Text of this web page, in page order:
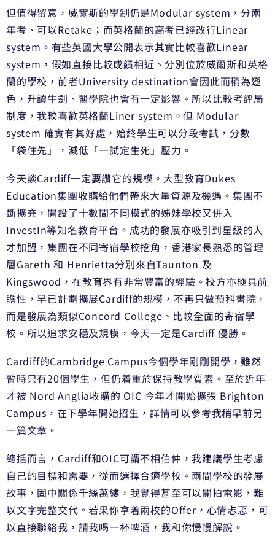
但值得留意，威爾斯的學制仍是Modular system，分兩
年考、可以Retake；而英格蘭的高考已經改行Linear
system。有些英國大學公開表示其實比較喜歡Linear
system，假如直接比較成績相近、分別位於威爾斯和英格
蘭的學校，前者University destination會因此而稍為遜
色，升讀牛劍、醫學院也會有一定影響。所以比較考評局
制度，我較喜歡英格蘭Liner system。但 Modular
system 確實有其好處，始終學生可以分段考試，分數
「袋住先」，減低「一試定生死」壓力。
今天談Cardiff一定要讚它的規模。大型教育Dukes
Education集團收購給他們帶來大量資源及機遇。集團不
斷擴充，開設了十數間不同模式的姊妹學校又併入
InvestIn等知名教育平台。成功的發展亦吸引到星級的人
才加盟，集團在不同寄宿學校挖角，香港家長熟悉的管理
層Gareth 和 Henrietta分別來自Taunton 及
Kingswood，在教育界有非常豐富的經驗。校方亦極具前
瞻性，早已計劃擴展Cardiff的規模，不再只做預科書院，
而是發展為類似Concord College、比較全面的寄宿學
校。所以追求安穩及規模，今天一定是Cardiff 優勝。
Cardiff的Cambridge Campus今個學年剛剛開學，雖然
暫時只有20個學生，但仍着重於保持教學質素。至於近年
才被 Nord Anglia收購的 OIC 今年才開始擴張 Brighton
Campus，在下學年開始招生，詳情可以參考我稍早前另
一篇文章。
總括而言，Cardiff和OIC可謂不相伯仲，我建議學生考慮
自己的目標和需要，從而選擇合適學校。兩間學校的發展
故事，固中關係千絲萬縷，我覺得甚至可以開拍電影，難
以文字完整交代。若果你拿着兩校的Offer，心情忐忑，可
以直接聯絡我，請我喝一杯啤酒，我和你慢慢解說。